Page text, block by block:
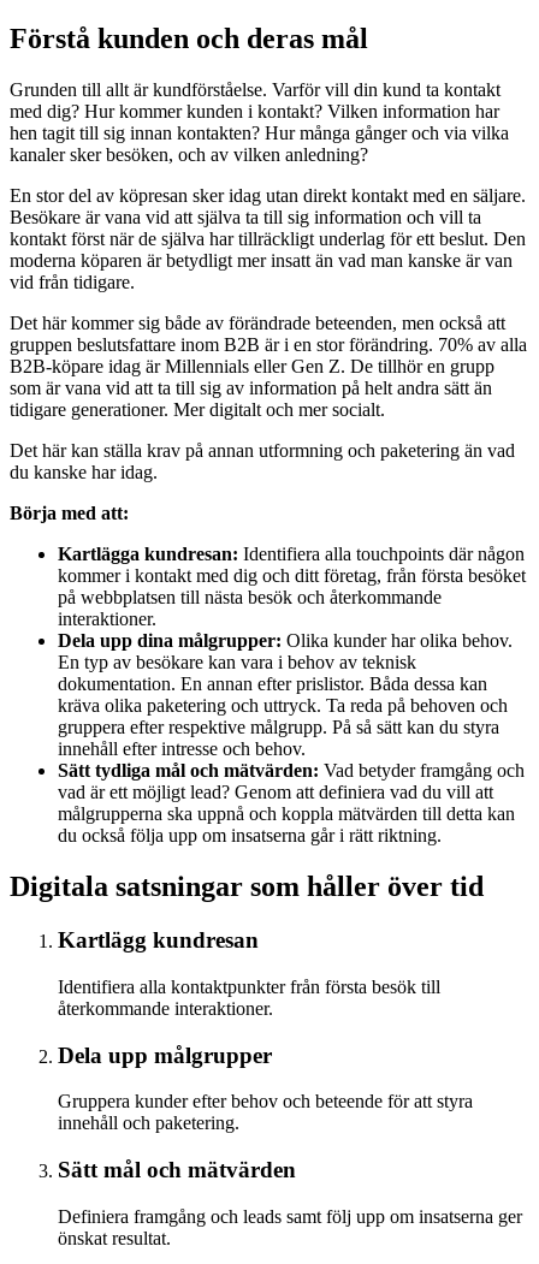
Förstå kunden och deras mål
Grunden till allt är kundförståelse. Varför vill din kund ta kontakt
med dig? Hur kommer kunden i kontakt? Vilken information har
hen tagit till sig innan kontakten? Hur många gånger och via vilka
kanaler sker besöken, och av vilken anledning?
En stor del av köpresan sker idag utan direkt kontakt med en säljare.
Besökare är vana vid att själva ta till sig information och vill ta
kontakt först när de själva har tillräckligt underlag för ett beslut. Den
moderna köparen är betydligt mer insatt än vad man kanske är van
vid från tidigare.
Det här kommer sig både av förändrade beteenden, men också att
gruppen beslutsfattare inom B2B är i en stor förändring. 70% av alla
B2B-köpare idag är Millennials eller Gen Z. De tillhör en grupp
som är vana vid att ta till sig av information på helt andra sätt än
tidigare generationer. Mer digitalt och mer socialt.
Det här kan ställa krav på annan utformning och paketering än vad
du kanske har idag.
Börja med att:
Kartlägga kundresan: Identifiera alla touchpoints där någon
kommer i kontakt med dig och ditt företag, från första besöket
på webbplatsen till nästa besök och återkommande
interaktioner.
Dela upp dina målgrupper: Olika kunder har olika behov.
En typ av besökare kan vara i behov av teknisk
dokumentation. En annan efter prislistor. Båda dessa kan
kräva olika paketering och uttryck. Ta reda på behoven och
gruppera efter respektive målgrupp. På så sätt kan du styra
innehåll efter intresse och behov.
Sätt tydliga mål och mätvärden: Vad betyder framgång och
vad är ett möjligt lead? Genom att definiera vad du vill att
målgrupperna ska uppnå och koppla mätvärden till detta kan
du också följa upp om insatserna går i rätt riktning.
Digitala satsningar som håller över tid
Kartlägg kundresan
Identifiera alla kontaktpunkter från första besök till
återkommande interaktioner.
Dela upp målgrupper
Gruppera kunder efter behov och beteende för att styra
innehåll och paketering.
Sätt mål och mätvärden
Definiera framgång och leads samt följ upp om insatserna ger
önskat resultat.